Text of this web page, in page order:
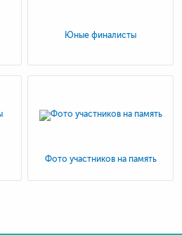
Юные финалисты
Фото участников на память